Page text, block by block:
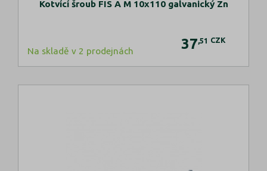
Kotvící šroub FIS A M 10x110 galvanický Zn
Na skladě v 2 prodejnách 37 ,51 CZK